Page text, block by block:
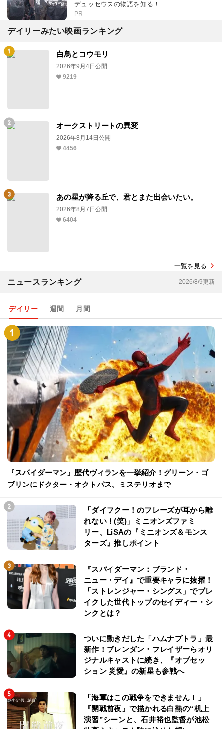
デュッセウスの物語を知る！
PR
デイリーみたい映画ランキング
白鳥とコウモリ
2026年9月4日公開
9219
オークストリートの異変
2026年8月14日公開
4456
あの星が降る丘で、君とまた出会いたい。
2026年8月7日公開
6404
一覧を見る
ニュースランキング 2026/8/9更新
デイリー 週間 月間
『スパイダーマン』歴代ヴィランを一挙紹介！グリーン・ゴ
ブリンにドクター・オクトパス、ミステリオまで
「ダイフクー！のフレーズが耳から離
れない！(笑)」ミニオンズファミ
リー、LiSAの『ミニオンズ＆モンス
ターズ』推しポイント
『スパイダーマン：ブランド・
ニュー・デイ』で重要キャラに抜擢！
「ストレンジャー・シングス」でブレ
イクした世代トップのセイディー・シ
ンクとは？
ついに動きだした「ハムナプトラ」最
新作！ブレンダン・フレイザーらオリ
ジナルキャストに続き、『オブセッ
ション 災愛』の新星も参戦へ
「海軍はこの戦争をできません！」
『開戦前夜』で描かれる白熱の“机上
演習”シーンと、石井裕也監督が池松